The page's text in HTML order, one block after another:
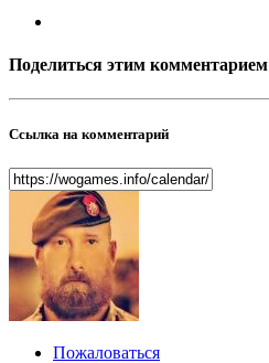
Поделиться этим комментарием
Ссылка на комментарий
Пожаловаться